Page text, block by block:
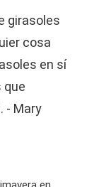
girasoles
cosa
en sí
que
- Mary